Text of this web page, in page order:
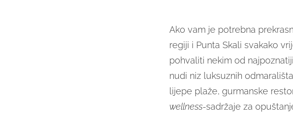
Ako vam je potrebna
regiji i Punta Skali svakako
pohvaliti nekim od
nudi niz luksuznih
lijepe plaže, gurmanske
wellness-sadržaje za